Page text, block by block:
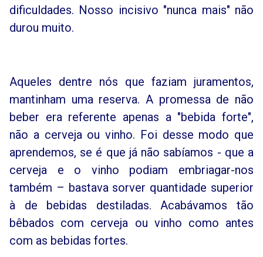
dificuldades. Nosso incisivo "nunca mais" não
durou muito.
Aqueles dentre nós que faziam juramentos,
mantinham uma reserva. A promessa de não
beber era referente apenas a "bebida forte",
não a cerveja ou vinho. Foi desse modo que
aprendemos, se é que já não sabíamos - que a
cerveja e o vinho podiam embriagar-nos
também – bastava sorver quantidade superior
à de bebidas destiladas. Acabávamos tão
bêbados com cerveja ou vinho como antes
com as bebidas fortes.